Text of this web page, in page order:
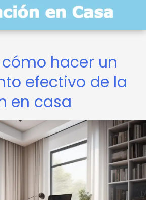
hacer un
efectivo de la
en casa